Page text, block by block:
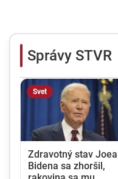
Správy STVR
Svet
Zdravotný stav Joea
Bidena sa zhoršil,